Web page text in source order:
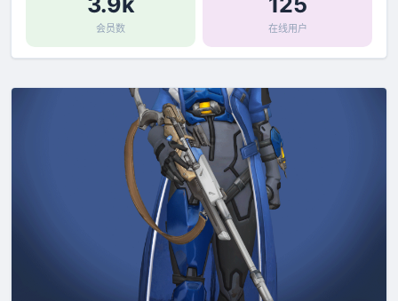
会员数 在线用户